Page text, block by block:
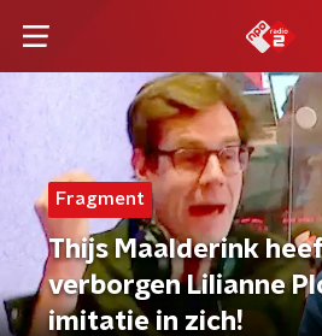
Fragment
Thijs Maalderink
verborgen Lilianne
imitatie in zich!